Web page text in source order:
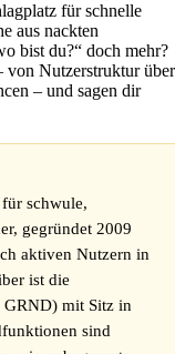
für schnelle
aus nackten
bist du?“ doch mehr?
von Nutzerstruktur über
– und sagen dir
schwule,
gegründet 2009
aktiven Nutzern in
ist die
GRND) mit Sitz in
sind